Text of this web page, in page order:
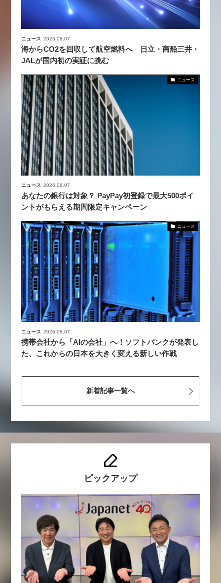
ニュース 2026.08.07
海からCO2を回収して航空燃料へ 日立・商船三井・
JALが国内初の実証に挑む
ニュース
ニュース 2026.08.07
あなたの銀行は対象？ PayPay初登録で最大500ポイ
ントがもらえる期間限定キャンペーン
ニュース
ニュース 2026.08.07
携帯会社から「AIの会社」へ！ソフトバンクが発表し
た、これからの日本を大きく変える新しい作戦
新着記事一覧へ
ピックアップ